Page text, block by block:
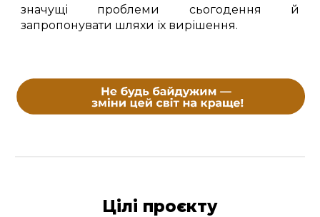
значущі проблеми сьогодення й
запропонувати шляхи їх вирішення.
Цілі проєкту